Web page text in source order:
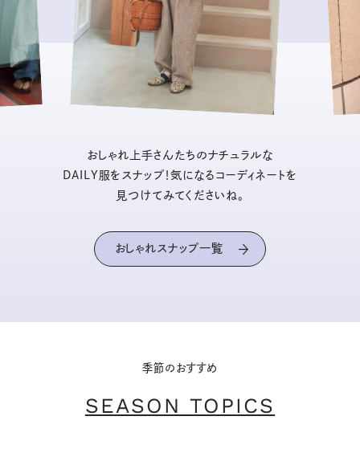
おしゃれ上手さんたちのナチュラルな
DAILY服をスナップ！気になるコーディネートを
見つけてみてくださいね。
おしゃれスナップ一覧
季節のおすすめ
SEASON TOPICS